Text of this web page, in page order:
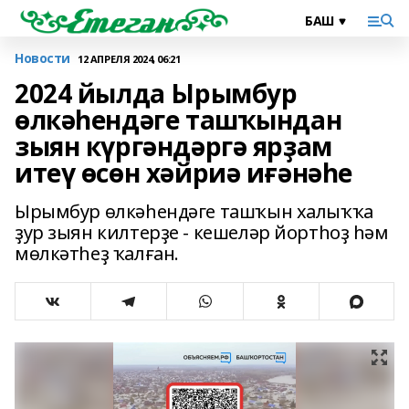
Новости 12 АПРЕЛЯ 2024, 06:21
2024 йылда Ырымбур
өлкәһендәге ташҡындан
зыян күргәндәргә ярҙам
итеү өсөн хәйриә иғәнәһе
Ырымбур өлкәһендәге ташҡын халыҡҡа
ҙур зыян килтерҙе - кешеләр йортһоҙ һәм
мөлкәтһеҙ ҡалған.